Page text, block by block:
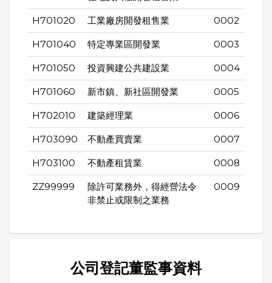
H701020 工業廠房開發租售業 0002
H701040 特定專業區開發業 0003
H701050 投資興建公共建設業 0004
H701060 新市鎮、新社區開發業 0005
H702010 建築經理業 0006
H703090 不動產買賣業 0007
H703100 不動產租賃業 0008
ZZ99999
除許可業務外，得經營法令
非禁止或限制之業務
0009
公司登記董監事資料